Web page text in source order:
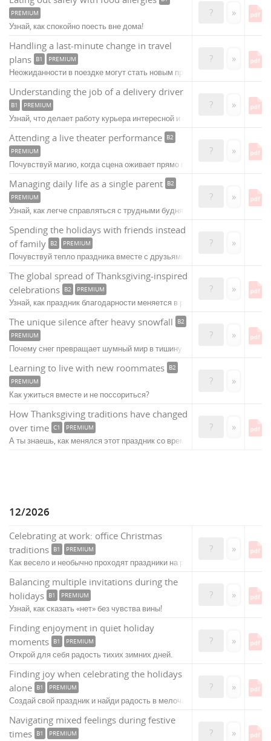
PREMIUM
Узнай, как спокойно поесть вне дома!
? »
Handling a last-minute change in travel
plans
B1 PREMIUM
Неожиданности в поездке могут стать новым приключением!
? »
Understanding the job of a delivery driver
B1 PREMIUM
Узнай, что делает работу курьера интересной и сложной!
? »
Attending a live theater performance
B2
PREMIUM
Почувствуй магию, когда сцена оживает прямо перед тобой.
? »
Managing daily life as a single parent
B2
PREMIUM
Узнай, как легче справляться с трудными буднями.
? »
Spending the holidays with friends instead
of family
B2 PREMIUM
Почувствуй тепло праздника вместе с друзьями!
? »
The global spread of Thanksgiving-inspired
celebrations
B2 PREMIUM
Узнай, как праздник благодарности меняется в разных странах.
? »
The unique silence after heavy snowfall
B2
PREMIUM
Почему снег превращает шумный мир в тишину?
? »
Learning to live with new roommates
B2
PREMIUM
Как ужиться вместе и не поссориться?
? »
How Thanksgiving traditions have changed
over time C1 PREMIUM
А ты знаешь, как менялся этот праздник со временем?
? »
12/2026
Celebrating at work: office Christmas
traditions
B1 PREMIUM
Как весело и необычно проходят праздники на работе?
? »
Balancing multiple invitations during the
holidays
B1 PREMIUM
Узнай, как сказать «нет» без чувства вины!
? »
Finding enjoyment in quiet holiday
moments
B1 PREMIUM
Открой для себя радость тихих зимних дней.
? »
Finding joy when celebrating the holidays
alone
B1 PREMIUM
Создай свой праздник и найди радость в мелочах!
? »
Navigating mixed feelings during festive
times
B1 PREMIUM ? »